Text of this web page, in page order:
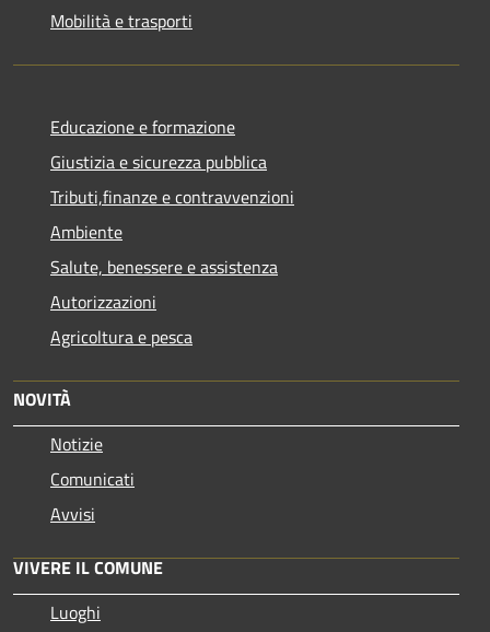
Mobilità e trasporti
Educazione e formazione
Giustizia e sicurezza pubblica
Tributi,finanze e contravvenzioni
Ambiente
Salute, benessere e assistenza
Autorizzazioni
Agricoltura e pesca
NOVITÀ
Notizie
Comunicati
Avvisi
VIVERE IL COMUNE
Luoghi